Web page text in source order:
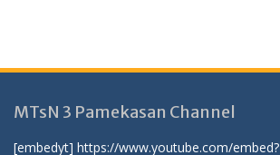
MTsN 3 Pamekasan Channel
[embedyt] https://www.youtube.com/embed?